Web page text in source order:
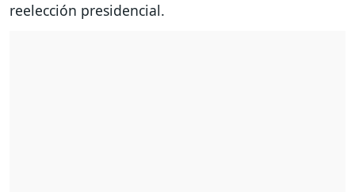
reelección presidencial.